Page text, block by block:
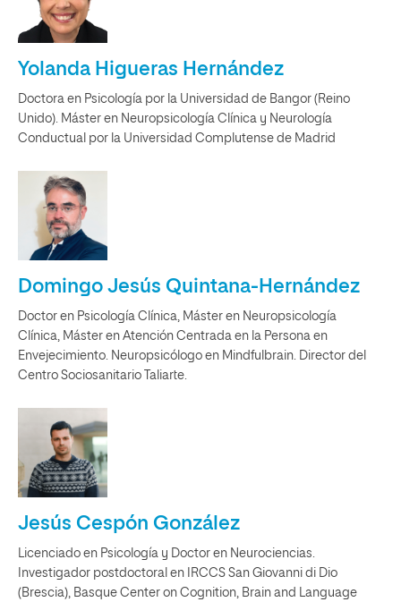
Yolanda Higueras Hernández
Doctora en Psicología por la Universidad de Bangor (Reino
Unido). Máster en Neuropsicología Clínica y Neurología
Conductual por la Universidad Complutense de Madrid
Domingo Jesús Quintana-Hernández
Doctor en Psicología Clínica, Máster en Neuropsicología
Clínica, Máster en Atención Centrada en la Persona en
Envejecimiento. Neuropsicólogo en Mindfulbrain. Director del
Centro Sociosanitario Taliarte.
Jesús Cespón González
Licenciado en Psicología y Doctor en Neurociencias.
Investigador postdoctoral en IRCCS San Giovanni di Dio
(Brescia), Basque Center on Cognition, Brain and Language